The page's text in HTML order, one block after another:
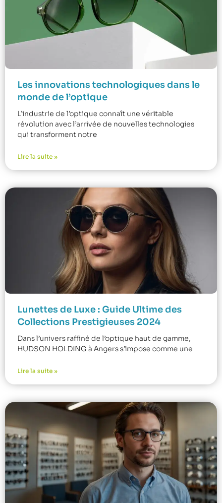
Les innovations technologiques dans le
monde de l’optique
L’industrie de l’optique connaît une véritable
révolution avec l’arrivée de nouvelles technologies
qui transforment notre
Lire la suite »
Lunettes de Luxe : Guide Ultime des
Collections Prestigieuses 2024
Dans l’univers raffiné de l’optique haut de gamme,
HUDSON HOLDING à Angers s’impose comme une
Lire la suite »